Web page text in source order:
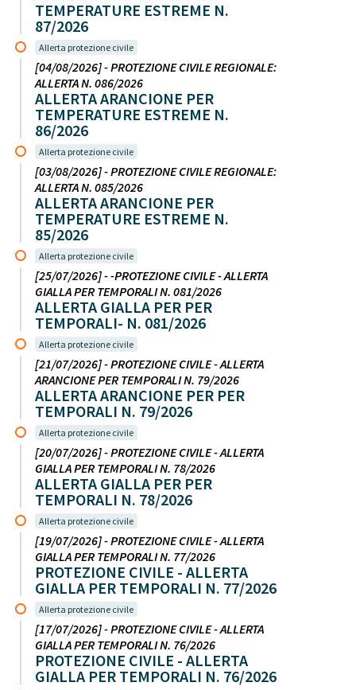
TEMPERATURE ESTREME N.
87/2026
Allerta protezione civile
[04/08/2026] - PROTEZIONE CIVILE REGIONALE:
ALLERTA N. 086/2026
ALLERTA ARANCIONE PER
TEMPERATURE ESTREME N.
86/2026
Allerta protezione civile
[03/08/2026] - PROTEZIONE CIVILE REGIONALE:
ALLERTA N. 085/2026
ALLERTA ARANCIONE PER
TEMPERATURE ESTREME N.
85/2026
Allerta protezione civile
[25/07/2026] - -PROTEZIONE CIVILE - ALLERTA
GIALLA PER TEMPORALI N. 081/2026
ALLERTA GIALLA PER PER
TEMPORALI- N. 081/2026
Allerta protezione civile
[21/07/2026] - PROTEZIONE CIVILE - ALLERTA
ARANCIONE PER TEMPORALI N. 79/2026
ALLERTA ARANCIONE PER PER
TEMPORALI N. 79/2026
Allerta protezione civile
[20/07/2026] - PROTEZIONE CIVILE - ALLERTA
GIALLA PER TEMPORALI N. 78/2026
ALLERTA GIALLA PER PER
TEMPORALI N. 78/2026
Allerta protezione civile
[19/07/2026] - PROTEZIONE CIVILE - ALLERTA
GIALLA PER TEMPORALI N. 77/2026
PROTEZIONE CIVILE - ALLERTA
GIALLA PER TEMPORALI N. 77/2026
Allerta protezione civile
[17/07/2026] - PROTEZIONE CIVILE - ALLERTA
GIALLA PER TEMPORALI N. 76/2026
PROTEZIONE CIVILE - ALLERTA
GIALLA PER TEMPORALI N. 76/2026